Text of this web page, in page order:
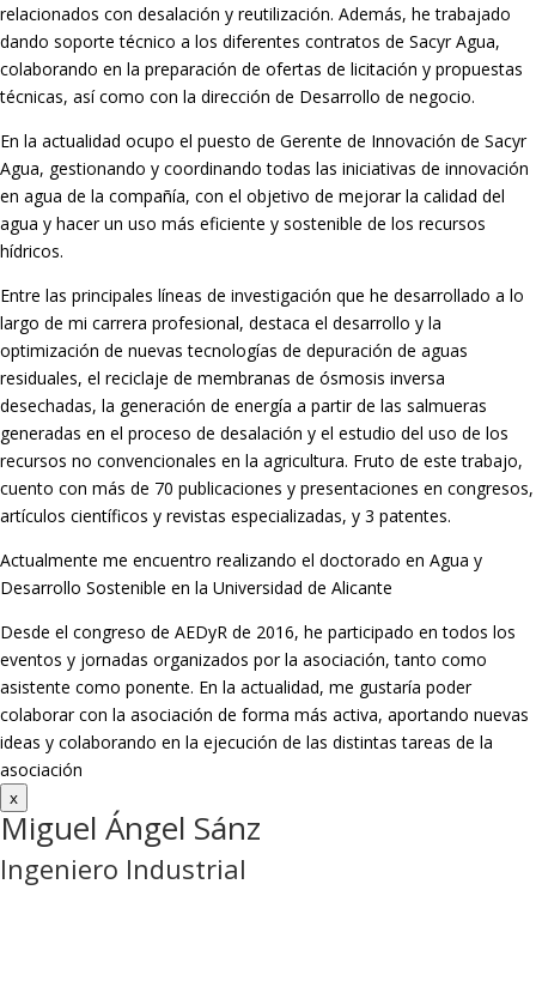
relacionados con desalación y reutilización. Además, he trabajado
dando soporte técnico a los diferentes contratos de Sacyr Agua,
colaborando en la preparación de ofertas de licitación y propuestas
técnicas, así como con la dirección de Desarrollo de negocio.
En la actualidad ocupo el puesto de Gerente de Innovación de Sacyr
Agua, gestionando y coordinando todas las iniciativas de innovación
en agua de la compañía, con el objetivo de mejorar la calidad del
agua y hacer un uso más eficiente y sostenible de los recursos
hídricos.
Entre las principales líneas de investigación que he desarrollado a lo
largo de mi carrera profesional, destaca el desarrollo y la
optimización de nuevas tecnologías de depuración de aguas
residuales, el reciclaje de membranas de ósmosis inversa
desechadas, la generación de energía a partir de las salmueras
generadas en el proceso de desalación y el estudio del uso de los
recursos no convencionales en la agricultura. Fruto de este trabajo,
cuento con más de 70 publicaciones y presentaciones en congresos,
artículos científicos y revistas especializadas, y 3 patentes.
Actualmente me encuentro realizando el doctorado en Agua y
Desarrollo Sostenible en la Universidad de Alicante
Desde el congreso de AEDyR de 2016, he participado en todos los
eventos y jornadas organizados por la asociación, tanto como
asistente como ponente. En la actualidad, me gustaría poder
colaborar con la asociación de forma más activa, aportando nuevas
ideas y colaborando en la ejecución de las distintas tareas de la
asociación
x
Miguel Ángel Sánz
Ingeniero Industrial